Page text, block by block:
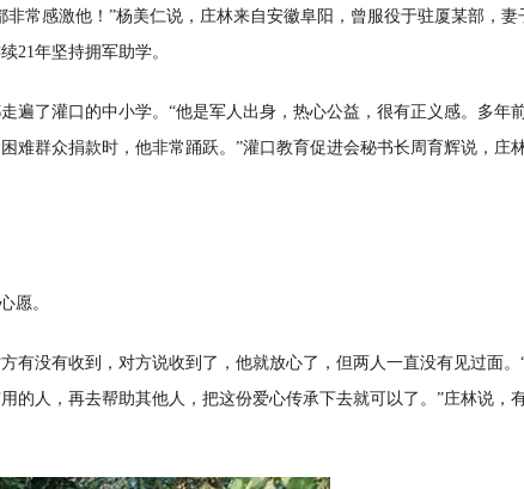
常感激他！”杨美仁说，庄林来自安徽阜阳，曾服役于驻厦某部，妻
21年坚持拥军助学。
遍了灌口的中小学。“他是军人出身，热心公益，很有正义感。多年前
难群众捐款时，他非常踊跃。”灌口教育促进会秘书长周育辉说，庄
愿。
有没有收到，对方说收到了，他就放心了，但两人一直没有见过面。
的人，再去帮助其他人，把这份爱心传承下去就可以了。”庄林说，